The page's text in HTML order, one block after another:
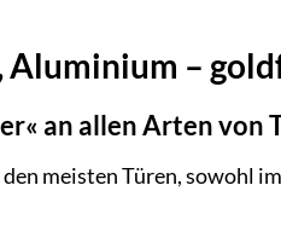
–
an allen Arten von
meisten Türen, sowohl